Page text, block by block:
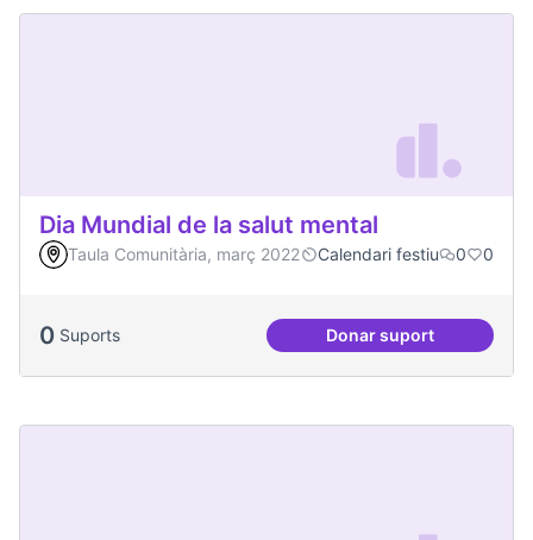
Dia Mundial de la salut mental
Taula Comunitària, març 2022 Calendari festiu 0 0
0 Suports Donar suportDia Mundial de la